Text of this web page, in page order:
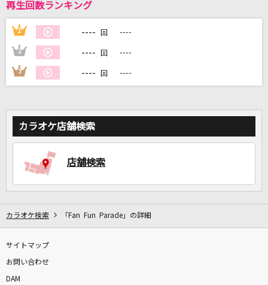
カラオケをもっと楽しもう！
再生回数ランキング
1 ---- 回 ----
2 ---- 回 ----
3 ---- 回 ----
カラオケ店舗検索
店舗検索
カラオケ検索 「Fan Fun Parade」の詳細
サイトマップ
お問い合わせ
DAM